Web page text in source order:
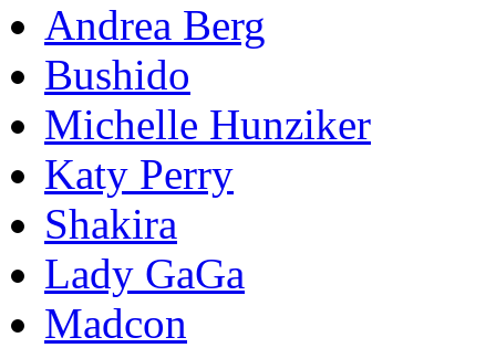
Andrea Berg
Bushido
Michelle Hunziker
Katy Perry
Shakira
Lady GaGa
Madcon